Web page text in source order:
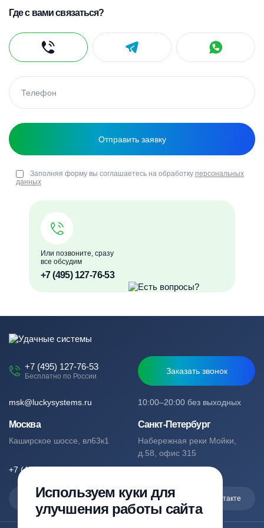
Или позвоните, сразу
все обсудим
+7 (495) 127-76-53
Где с вами связаться?
Заполняя форму вы соглашаетесь на обработку персональных
данных
+7 (495) 127-76-53
Бесплатно по России
Заказать звонок
10:00–20:00 без выходных
msk@luckysystems.ru
Москва
Каширское шоссе, вл63к1
+7 (495) 127-76-53
Санкт-Петербург
Набережная реки Мойки,
д.58, офис 315
+7 (812) 244-49-61
Max Telegram Вконтакте
Используем куки для
улучшения работы сайта